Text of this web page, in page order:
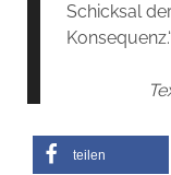
Schicksal
Konsequenz.“
teilen